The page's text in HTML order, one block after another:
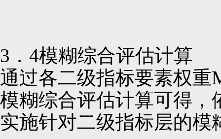
3．4模糊综合评估计算
通过各二级指标要素权
模糊综合评估计算可得，
实施针对二级指标层的模